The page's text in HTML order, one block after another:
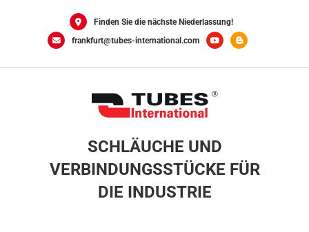
Finden Sie die nächste Niederlassung!
frankfurt@tubes-international.com
SCHLÄUCHE UND
VERBINDUNGSSTÜCKE FÜR
DIE INDUSTRIE